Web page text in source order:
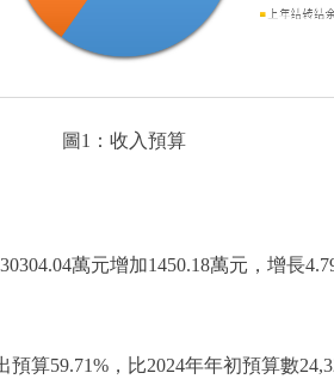
圖1：收入預算
萬元增加1450.18萬元，增長
59.71%，比2024年年初預算數